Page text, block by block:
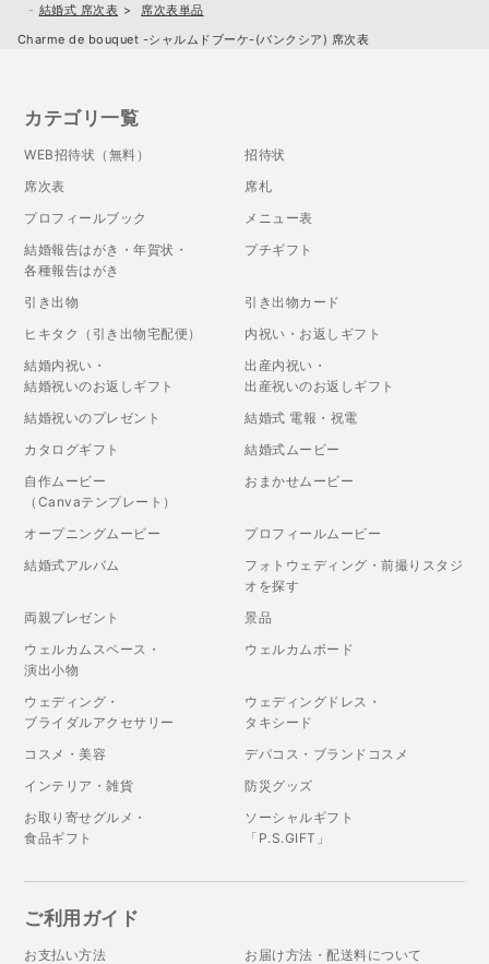
結婚式 席次表
席次表単品
Charme de bouquet -シャルムドブーケ-(バンクシア) 席次表
カテゴリ一覧
WEB招待状（無料）
招待状
席次表
席札
プロフィールブック
メニュー表
結婚報告はがき・年賀状・
各種報告はがき
プチギフト
引き出物
引き出物カード
ヒキタク（引き出物宅配便）
内祝い・お返しギフト
結婚内祝い・
結婚祝いのお返しギフト
出産内祝い・
出産祝いのお返しギフト
結婚祝いのプレゼント
結婚式 電報・祝電
カタログギフト
結婚式ムービー
自作ムービー
（Canvaテンプレート）
おまかせムービー
オープニングムービー
プロフィールムービー
結婚式アルバム
フォトウェディング・前撮りスタジ
オを探す
両親プレゼント
景品
ウェルカムスペース・
演出小物
ウェルカムボード
ウェディング・
ブライダルアクセサリー
ウェディングドレス・
タキシード
コスメ・美容
デパコス・ブランドコスメ
インテリア・雑貨
防災グッズ
お取り寄せグルメ・
食品ギフト
ソーシャルギフト
「P.S.GIFT」
ご利用ガイド
お支払い方法
お届け方法・配送料について